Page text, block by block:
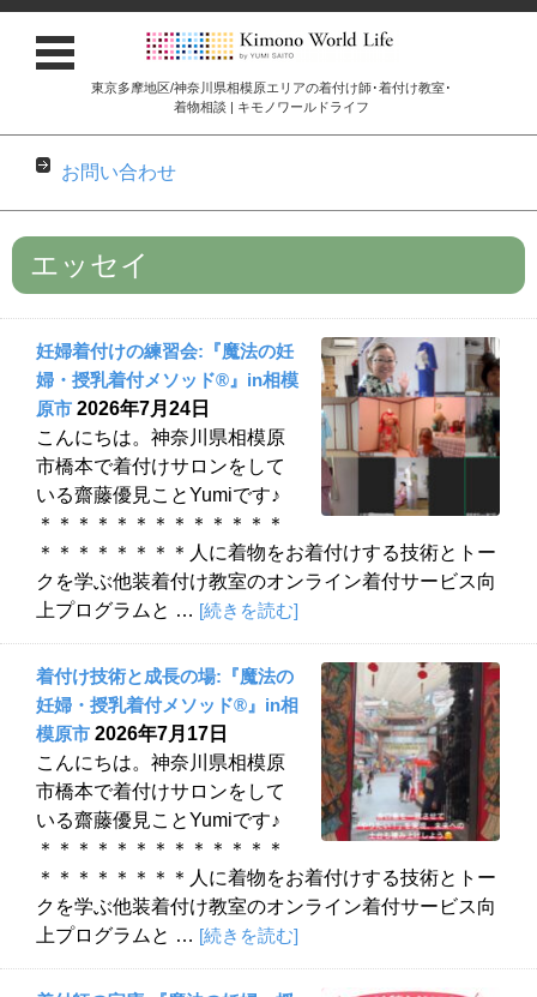
東京多摩地区/神奈川県相模原エリアの着付け師･着付け教室･
着物相談 | キモノワールドライフ
お問い合わせ
コンテンツに移動
エッセイ
妊婦着付けの練習会:『魔法の妊
婦・授乳着付メソッド®︎』in相模
原市 2026年7月24日
こんにちは。神奈川県相模原
市橋本で着付けサロンをして
いる齋藤優見ことYumiです♪
＊＊＊＊＊＊＊＊＊＊＊＊＊
＊＊＊＊＊＊＊＊人に着物をお着付けする技術とトー
クを学ぶ他装着付け教室のオンライン着付サービス向
上プログラムと … [続きを読む]
着付け技術と成長の場:『魔法の
妊婦・授乳着付メソッド®︎』in相
模原市 2026年7月17日
こんにちは。神奈川県相模原
市橋本で着付けサロンをして
いる齋藤優見ことYumiです♪
＊＊＊＊＊＊＊＊＊＊＊＊＊
＊＊＊＊＊＊＊＊人に着物をお着付けする技術とトー
クを学ぶ他装着付け教室のオンライン着付サービス向
上プログラムと … [続きを読む]